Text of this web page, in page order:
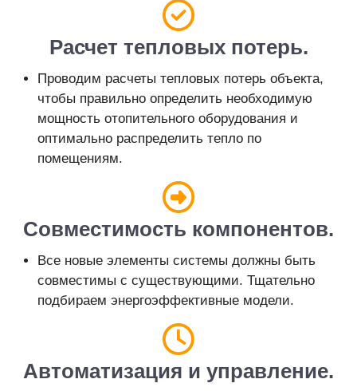
Расчет тепловых потерь.
Проводим расчеты тепловых потерь объекта,
чтобы правильно определить необходимую
мощность отопительного оборудования и
оптимально распределить тепло по
помещениям.
Совместимость компонентов.
Все новые элементы системы должны быть
совместимы с существующими. Тщательно
подбираем энергоэффективные модели.
Автоматизация и управление.